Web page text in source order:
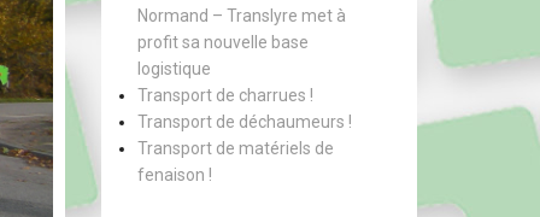
Normand – Translyre met à
profit sa nouvelle base
logistique
Transport de charrues !
Transport de déchaumeurs !
Transport de matériels de
fenaison !